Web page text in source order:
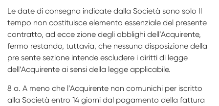
Le date di consegna indicate dalla Società sono solo Il
tempo non costituisce elemento essenziale del presente
contratto, ad ecce­ zione degli obblighi dell’Acquirente,
fermo restando, tuttavia, che nessuna disposizione della
pre­ sente sezione intende escludere i diritti di legge
dell’Acquirente ai sensi della legge applicabile.
8 a. A meno che l’Acquirente non comunichi per iscritto
alla Società entro 14 giorni dal pagamento della fattura